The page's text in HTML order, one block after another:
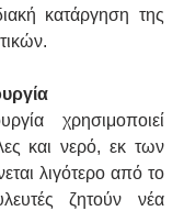
κατάργηση της
χρησιμοποιεί
και νερό, εκ των
λιγότερο από το
ζητούν νέα